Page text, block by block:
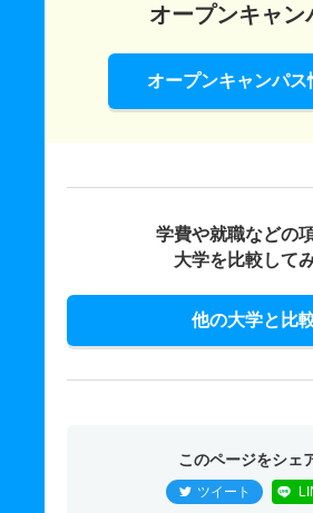
オープンキャン
オープンキャンパス
学費や就職などの
大学を比較して
他の大学と比
このページをシェ
ツイート